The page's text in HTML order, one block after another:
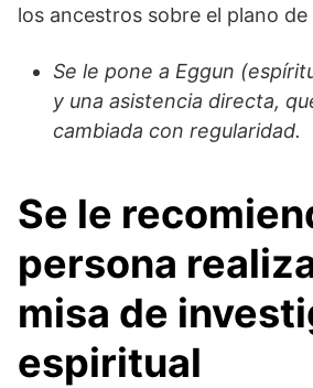
los ancestros sobre el plano de
Se le pone a Eggun
y una asistencia directa,
cambiada con regularidad.
Se le
persona
misa de
espiritual